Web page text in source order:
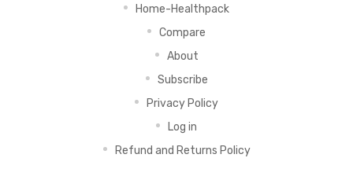
Home-Healthpack
Compare
About
Subscribe
Privacy Policy
Log in
Refund and Returns Policy